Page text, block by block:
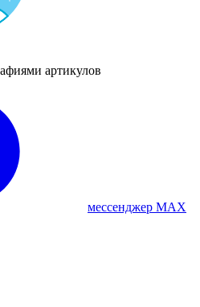
артикулов
мессенджер MAX